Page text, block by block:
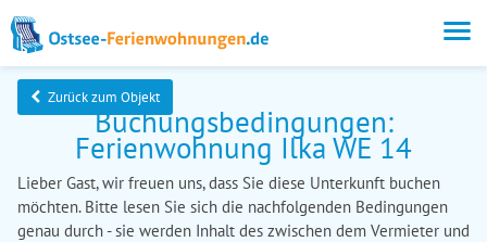
Zurück zum Objekt
Buchungsbedingungen:
Ferienwohnung Ilka WE 14
Lieber Gast, wir freuen uns, dass Sie diese Unterkunft buchen
möchten. Bitte lesen Sie sich die nachfolgenden Bedingungen
genau durch - sie werden Inhalt des zwischen dem Vermieter und